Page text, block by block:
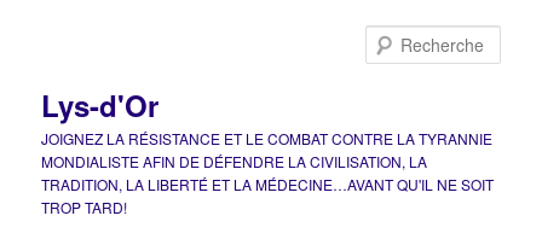
Lys-d'Or
JOIGNEZ LA RÉSISTANCE ET LE COMBAT CONTRE LA TYRANNIE
MONDIALISTE AFIN DE DÉFENDRE LA CIVILISATION, LA
TRADITION, LA LIBERTÉ ET LA MÉDECINE…AVANT QU'IL NE SOIT
TROP TARD!